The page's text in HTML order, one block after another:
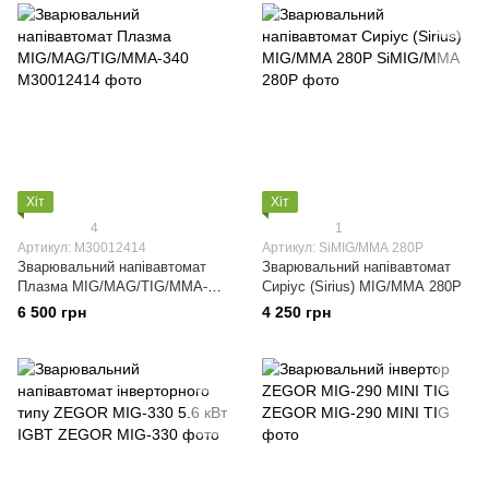
Хіт
4
Артикул: M30012414
Зварювальний напівавтомат
Плазма MIG/MAG/TIG/MMA-
340
6 500 грн
Хіт
1
Артикул: SiMIG/ММА 280P
Зварювальний напівавтомат
Сиріус (Sirius) MIG/ММА 280P
4 250 грн